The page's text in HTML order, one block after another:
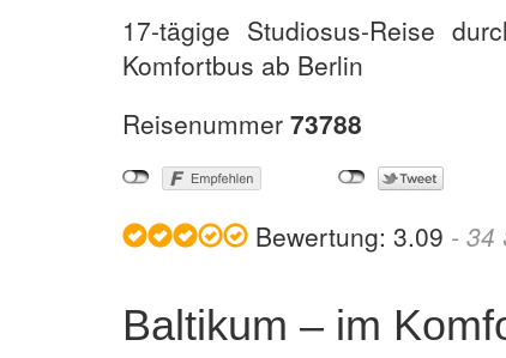
17-tägige Studiosus-Reise
Komfortbus ab Berlin
Reisenummer 73788
Bewertung: 3.09 - 34
Baltikum – im